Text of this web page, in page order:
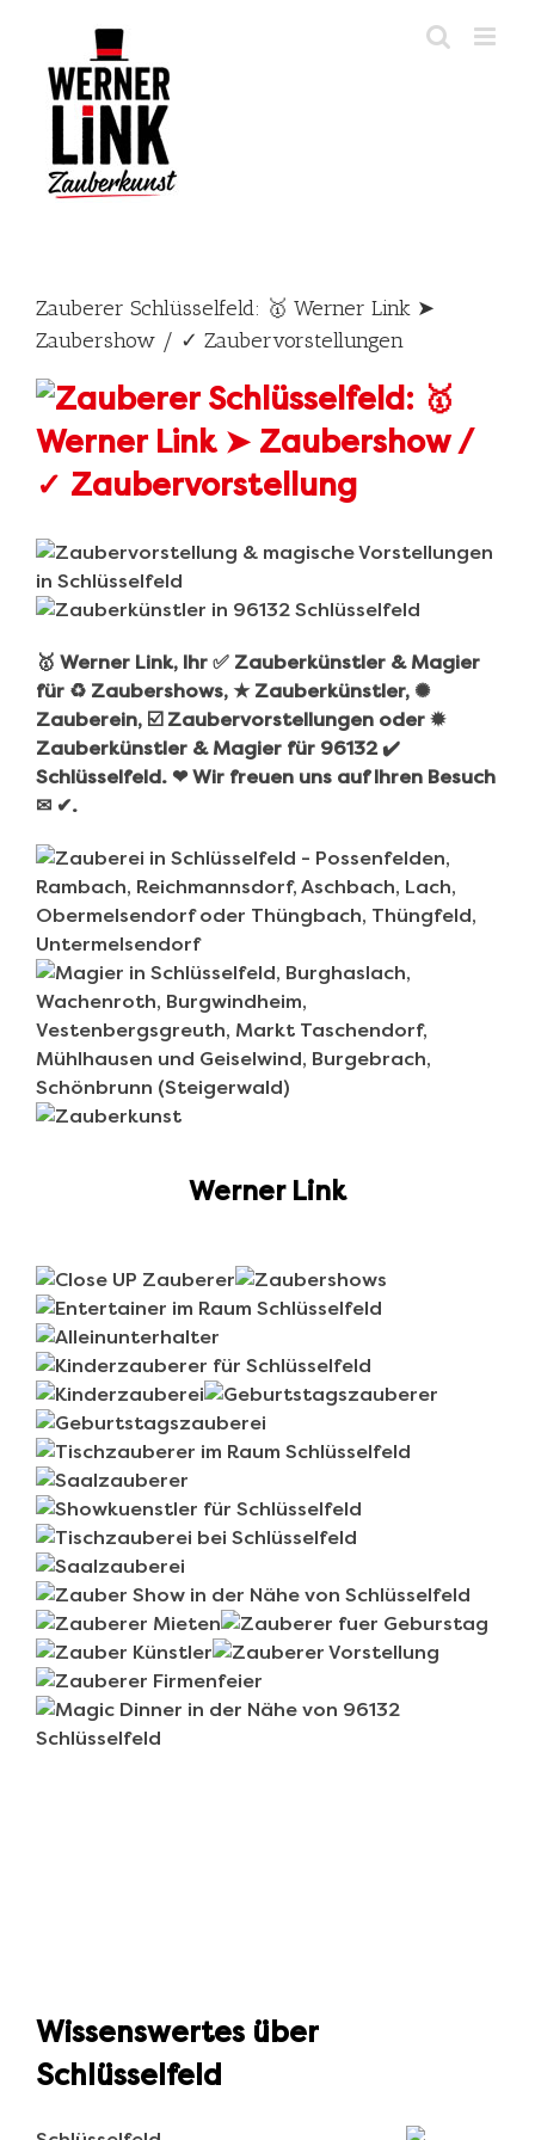
content
Zauberer Schlüsselfeld: 🥇 Werner Link ➤
Zaubershow / ✓ Zaubervorstellungen
🥇 Werner Link, Ihr ✅ Zauberkünstler & Magier
für ♻ Zaubershows, ★ Zauberkünstler, ✺
Zauberein, ☑️ Zaubervorstellungen oder ✹
Zauberkünstler & Magier für 96132 ✔️
Schlüsselfeld. ❤ Wir freuen uns auf Ihren Besuch
✉ ✔.
Werner Link
Wissenswertes über
Schlüsselfeld